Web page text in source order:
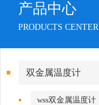
产品中心
PRODUCTS CENTER
双金属温度计
wss双金属温度计